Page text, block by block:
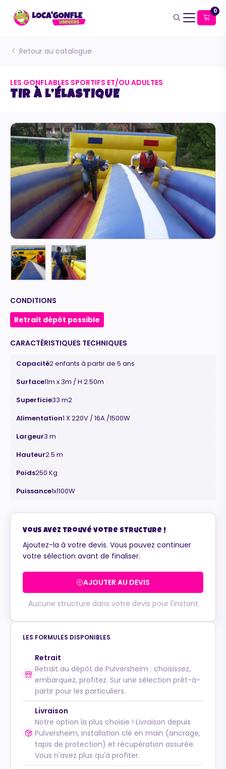
0
Retour au catalogue
LES GONFLABLES SPORTIFS ET/OU ADULTES
TIR À L’ÉLASTIQUE
CONDITIONS
Retrait dépôt possible
CARACTÉRISTIQUES TECHNIQUES
Capacité2 enfants à partir de 5 ans
Surface11m x 3m / H 2.50m
Superficie33 m2
Alimentation1 X 220V / 16A /1500W
Largeur3 m
Hauteur2.5 m
Poids250 Kg
Puissance1x1100W
Vous avez trouvé votre structure !
Ajoutez-la à votre devis. Vous pouvez continuer
votre sélection avant de finaliser.
AJOUTER AU DEVIS
Aucune structure dans votre devis pour l'instant
LES FORMULES DISPONIBLES
Retrait
Retrait au dépôt de Pulversheim : choisissez,
embarquez, profitez. Sur une sélection prêt-à-
partir pour les particuliers.
Livraison
Notre option la plus choisie ! Livraison depuis
Pulversheim, installation clé en main (ancrage,
tapis de protection) et récupération assurée.
Vous n'avez plus qu'à profiter.
Configurateur IA · En ligne